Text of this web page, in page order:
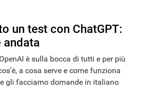
un test con ChatGPT:
andata
è sulla bocca di tutti e per più
a cosa serve e come funziona
gli facciamo domande in italiano